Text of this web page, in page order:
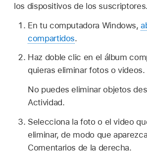
los dispositivos de los suscriptores.
En tu computadora Windows,
compartidos.
Haz doble clic en el álbum
quieras eliminar fotos o videos.
No puedes eliminar objetos
Actividad.
Selecciona la foto o el video
eliminar, de modo que
Comentarios de la derecha.